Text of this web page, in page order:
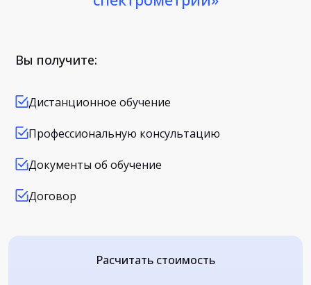
Вы получите:
Дистанционное обучение
Профессиональную консультацию
Документы об обучение
Договор
Расчитать стоимость